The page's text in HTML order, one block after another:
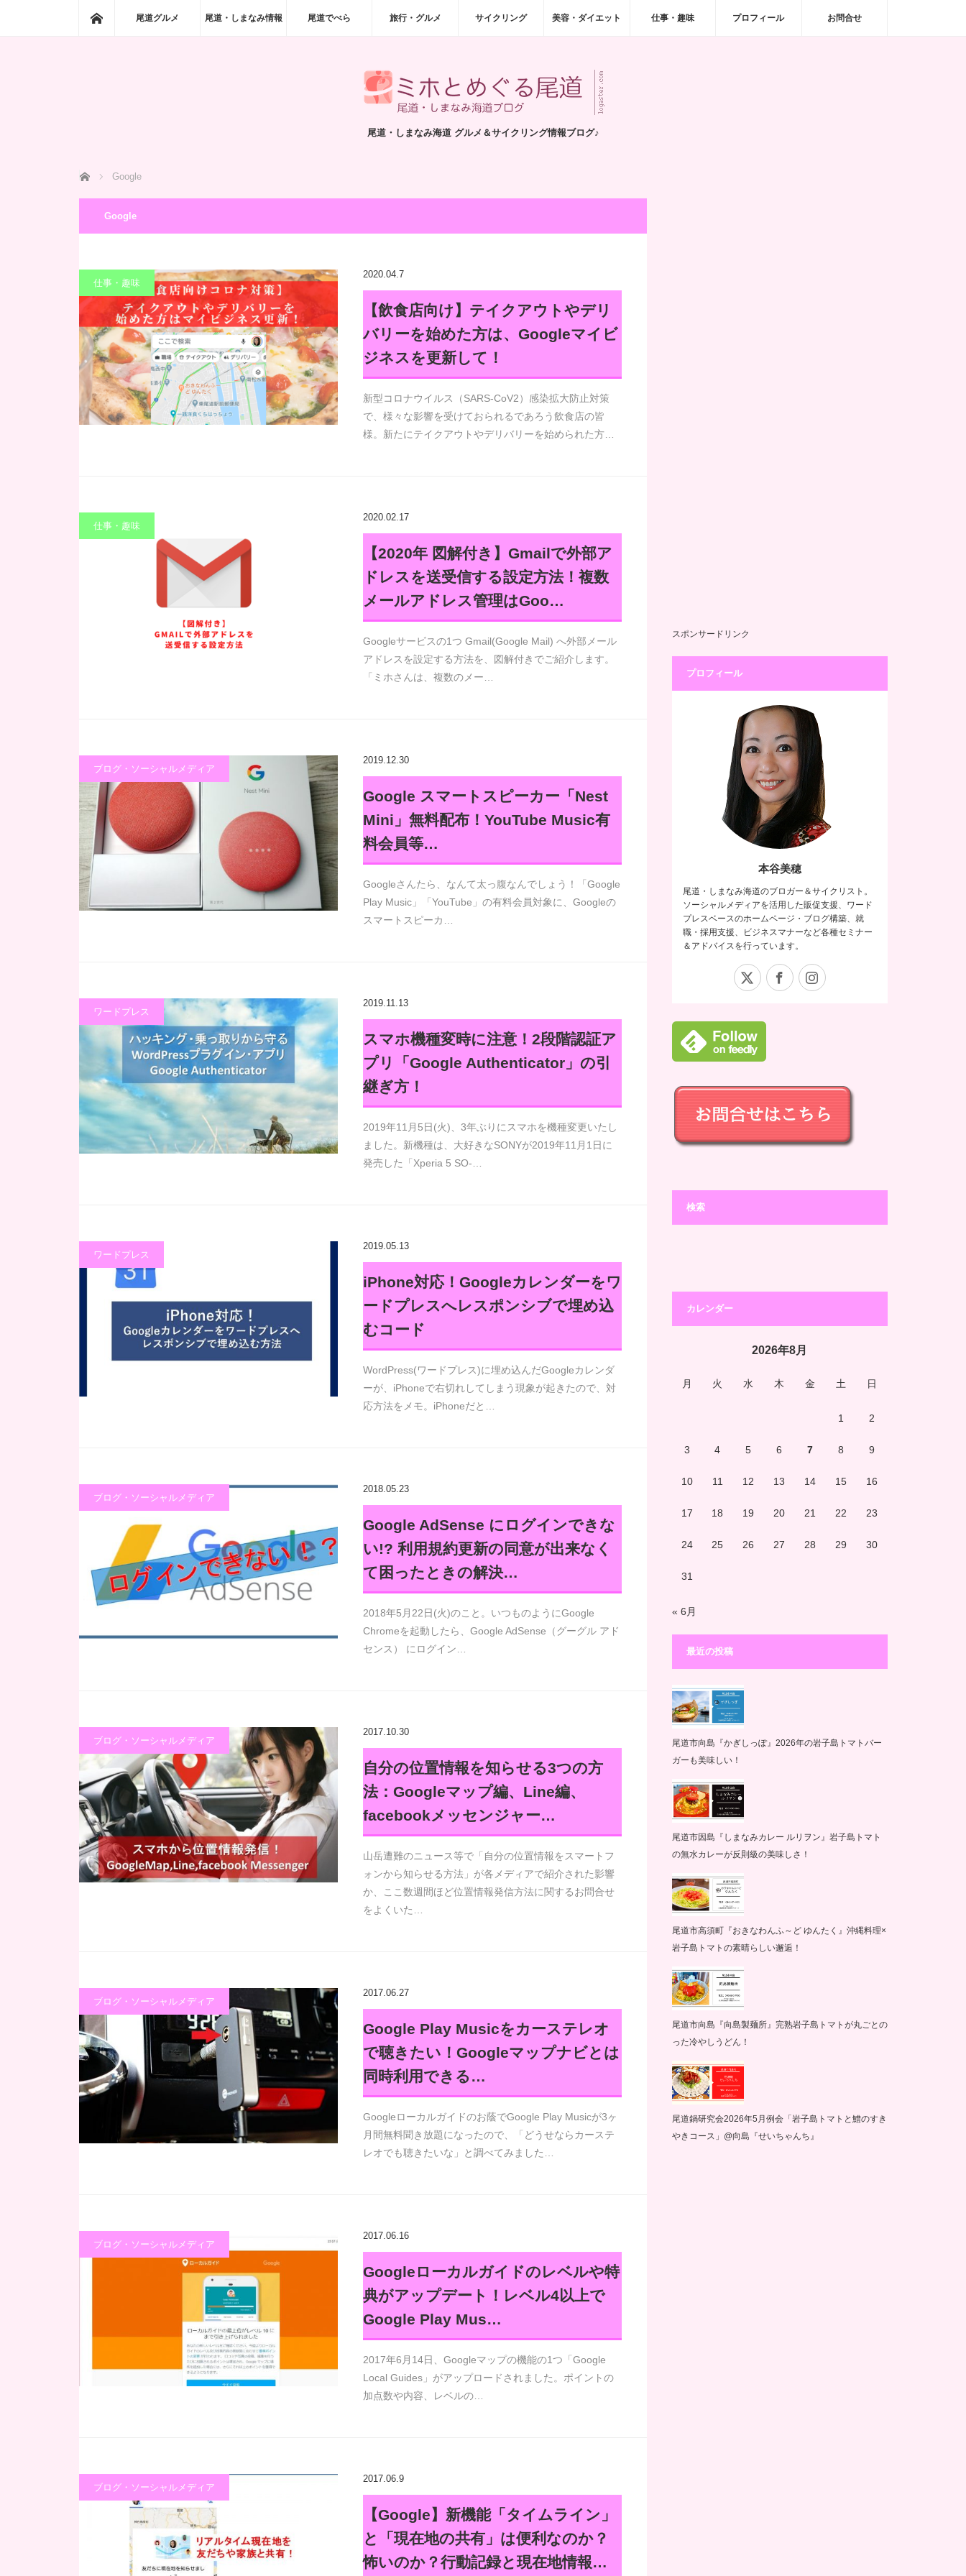
ホーム尾道グルメ 尾道・しまなみ情報 尾道でべら 旅行・グルメ サイクリング 美容・ダイエット 仕事・趣味 プロフィール お問合せ
尾道・しまなみ海道 グルメ＆サイクリング情報ブログ♪
ホーム Google
Google
仕事・趣味
2020.04.7
【飲食店向け】テイクアウトやデリ
バリーを始めた方は、Googleマイビ
ジネスを更新して！
新型コロナウイルス（SARS-CoV2）感染拡大防止対策
で、様々な影響を受けておられるであろう飲食店の皆
様。新たにテイクアウトやデリバリーを始められた方…
仕事・趣味
2020.02.17
【2020年 図解付き】Gmailで外部ア
ドレスを送受信する設定方法！複数
メールアドレス管理はGoo…
Googleサービスの1つ Gmail(Google Mail) へ外部メール
アドレスを設定する方法を、図解付きでご紹介します。
「ミホさんは、複数のメー…
ブログ・ソーシャルメディア
2019.12.30
Google スマートスピーカー「Nest
Mini」無料配布！YouTube Music有
料会員等…
Googleさんたら、なんて太っ腹なんでしょう！「Google
Play Music」「YouTube」の有料会員対象に、Googleの
スマートスピーカ…
ワードプレス
2019.11.13
スマホ機種変時に注意！2段階認証ア
プリ「Google Authenticator」の引
継ぎ方！
2019年11月5日(火)、3年ぶりにスマホを機種変更いたし
ました。新機種は、大好きなSONYが2019年11月1日に
発売した「Xperia 5 SO-…
ワードプレス
2019.05.13
iPhone対応！Googleカレンダーをワ
ードプレスへレスポンシブで埋め込
むコード
WordPress(ワードプレス)に埋め込んだGoogleカレンダ
ーが、iPhoneで右切れしてしまう現象が起きたので、対
応方法をメモ。iPhoneだと…
ブログ・ソーシャルメディア
2018.05.23
Google AdSense にログインできな
い!? 利用規約更新の同意が出来なく
て困ったときの解決…
2018年5月22日(火)のこと。いつものようにGoogle
Chromeを起動したら、Google AdSense（グーグル アド
センス） にログイン…
ブログ・ソーシャルメディア
2017.10.30
自分の位置情報を知らせる3つの方
法：Googleマップ編、Line編、
facebookメッセンジャー…
山岳遭難のニュース等で「自分の位置情報をスマートフ
ォンから知らせる方法」が各メディアで紹介された影響
か、ここ数週間ほど位置情報発信方法に関するお問合せ
をよくいた…
ブログ・ソーシャルメディア
2017.06.27
Google Play Musicをカーステレオ
で聴きたい！Googleマップナビとは
同時利用できる…
Googleローカルガイドのお蔭でGoogle Play Musicが3ヶ
月間無料聞き放題になったので、「どうせならカーステ
レオでも聴きたいな」と調べてみました…
ブログ・ソーシャルメディア
2017.06.16
Googleローカルガイドのレベルや特
典がアップデート！レベル4以上で
Google Play Mus…
2017年6月14日、Googleマップの機能の1つ「Google
Local Guides」がアップロードされました。ポイントの
加点数や内容、レベルの…
ブログ・ソーシャルメディア
2017.06.9
【Google】新機能「タイムライン」
と「現在地の共有」は便利なのか？
怖いのか？行動記録と現在地情報…
スポンサードリンク
プロフィール
本谷美穂
尾道・しまなみ海道のブロガー＆サイクリスト。
ソーシャルメディアを活用した販促支援、ワード
プレスベースのホームページ・ブログ構築、就
職・採用支援、ビジネスマナーなど各種セミナー
＆アドバイスを行っています。
Facebook
検索
カレンダー
2026年8月
月 火 水 木 金 土 日
1 2
3 4 5 6 7 8 9
10 11 12 13 14 15 16
17 18 19 20 21 22 23
24 25 26 27 28 29 30
31
« 6月
最近の投稿
尾道市向島『かぎしっぽ』2026年の岩子島トマトバー
ガーも美味しい！
尾道市因島『しまなみカレー ルリヲン』岩子島トマト
の無水カレーが反則級の美味しさ！
尾道市高須町『おきなわんふ～ど ゆんたく』沖縄料理×
岩子島トマトの素晴らしい邂逅！
尾道市向島『向島製麺所』完熟岩子島トマトが丸ごとの
った冷やしうどん！
尾道鍋研究会2026年5月例会「岩子島トマトと鱧のすき
やきコース」@向島『せいちゃんち』